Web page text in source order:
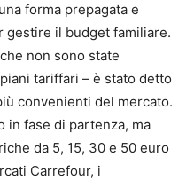
forma prepagata e
gestire il budget familiare.
non sono state
tariffari – è stato detto
convenienti del mercato.
in fase di partenza, ma
da 5, 15, 30 e 50 euro
Carrefour, i